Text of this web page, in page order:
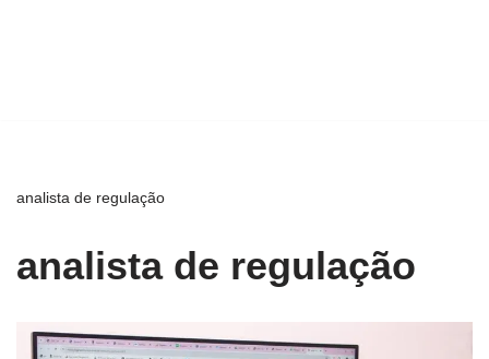
analista de regulação
analista de regulação